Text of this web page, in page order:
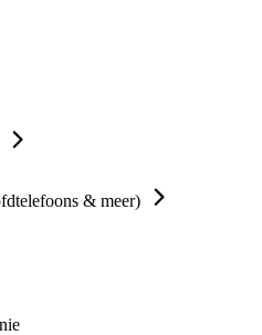
& meer)